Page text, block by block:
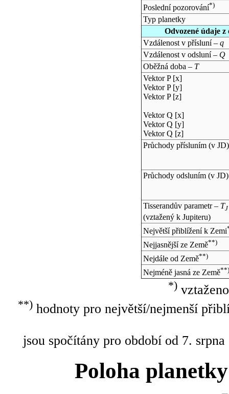
Poslední pozorování*)
Typ planetky
Odvozené údaje
Vzdálenost v přísluní – q
Vzdálenost v odsluní – Q
Oběžná doba – T
Vektor P [x]
Vektor P [y]
Vektor P [z]
Vektor Q [x]
Vektor Q [y]
Vektor Q [z]
Průchody přísluním (v JD)
Průchody odsluním (v JD)
Tisserandův parametr – TJ
(vztažený k Jupiteru)
Největší přiblížení k Zemi
Nejjasnější ze Země**)
Nejdále od Země**)
Nejméně jasná ze Země**)
*)
**)hodnoty pro největší/nejmenší
jsou spočítány pro období od 7.
Poloha